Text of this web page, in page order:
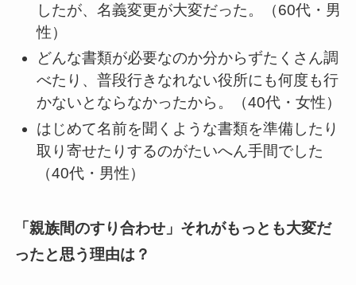
したが、名義変更が大変だった。（60代・男
性）
どんな書類が必要なのか分からずたくさん調
べたり、普段行きなれない役所にも何度も行
かないとならなかったから。（40代・女性）
はじめて名前を聞くような書類を準備したり
取り寄せたりするのがたいへん手間でした
（40代・男性）
「親族間のすり合わせ」それがもっとも大変だ
ったと思う理由は？